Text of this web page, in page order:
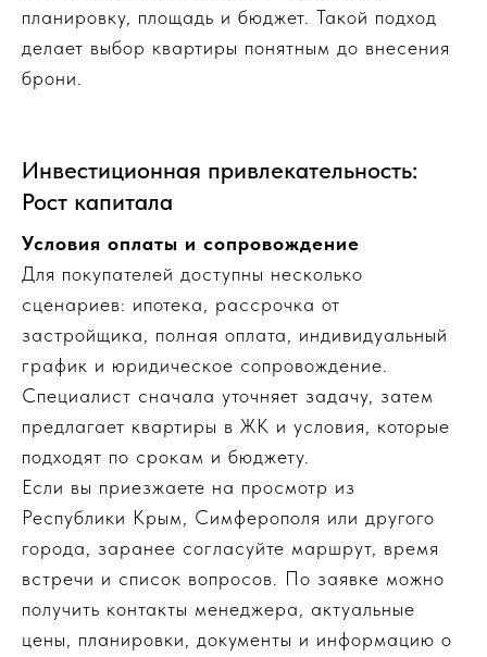
планировку, площадь и бюджет. Такой подход
делает выбор квартиры понятным до внесения
брони.
Инвестиционная привлекательность:
Рост капитала
Условия оплаты и сопровождение
Для покупателей доступны несколько
сценариев: ипотека, рассрочка от
застройщика, полная оплата, индивидуальный
график и юридическое сопровождение.
Специалист сначала уточняет задачу, затем
предлагает квартиры в ЖК и условия, которые
подходят по срокам и бюджету.
Если вы приезжаете на просмотр из
Республики Крым, Симферополя или другого
города, заранее согласуйте маршрут, время
встречи и список вопросов. По заявке можно
получить контакты менеджера, актуальные
цены, планировки, документы и информацию о